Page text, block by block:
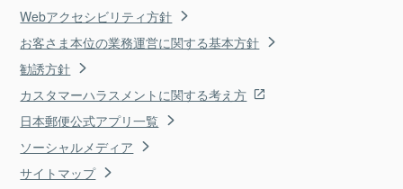
Webアクセシビリティ方針
お客さま本位の業務運営に関する基本方針
勧誘方針
カスタマーハラスメントに関する考え方
日本郵便公式アプリ一覧
ソーシャルメディア
サイトマップ